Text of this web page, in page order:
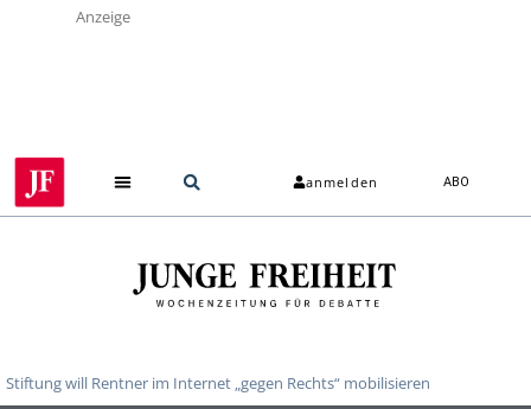
Anzeige
anmelden ABO
Stiftung will Rentner im Internet „gegen Rechts“ mobilisieren